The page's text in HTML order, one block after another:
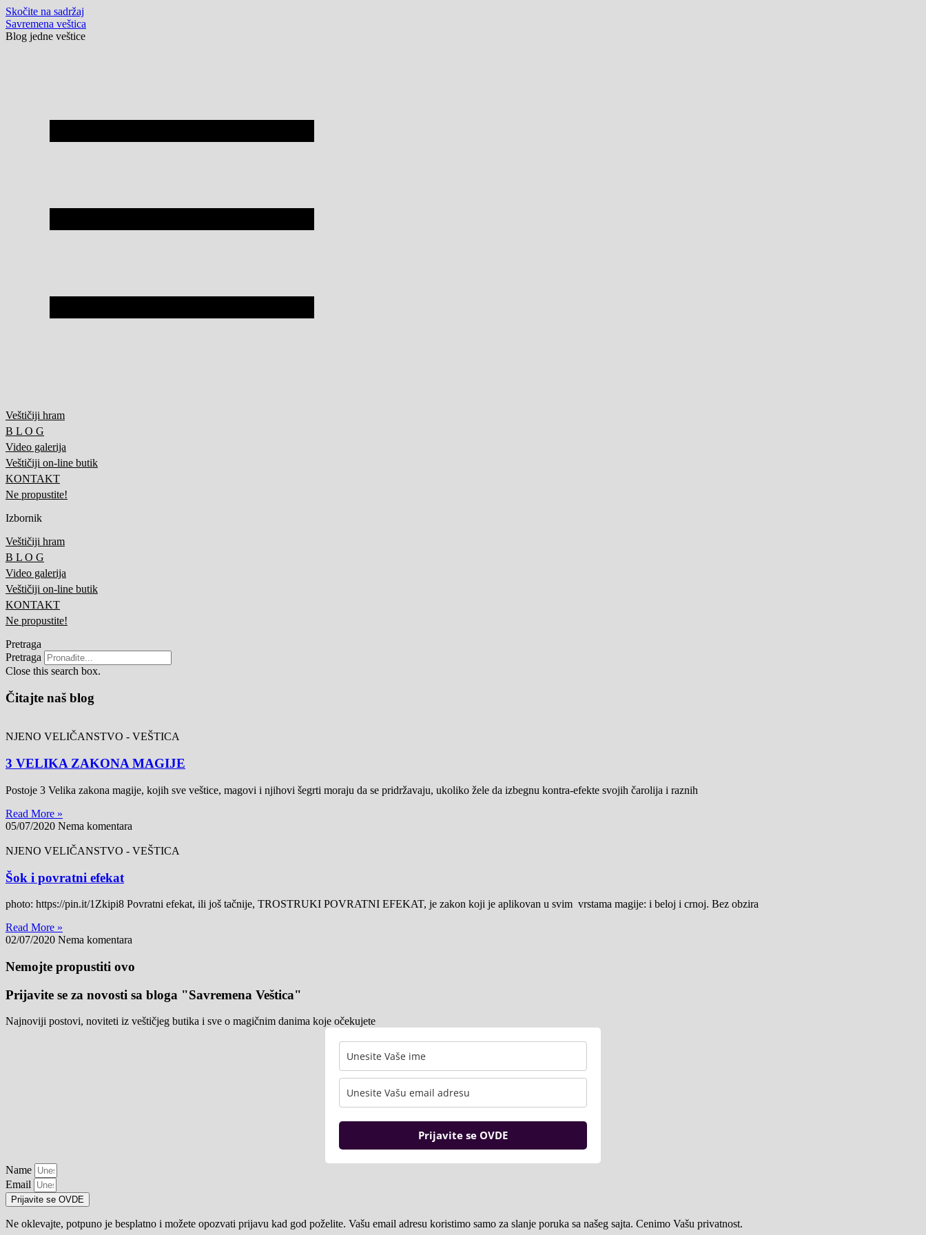
Skočite na sadržaj
Savremena veštica
Blog jedne veštice
Veštičiji hram
B L O G
Video galerija
Veštičiji on-line butik
KONTAKT
Ne propustite!
Izbornik
Veštičiji hram
B L O G
Video galerija
Veštičiji on-line butik
KONTAKT
Ne propustite!
Pretraga
Pretraga
Close this search box.
Čitajte naš blog
NJENO VELIČANSTVO - VEŠTICA
3 VELIKA ZAKONA MAGIJE
Postoje 3 Velika zakona magije, kojih sve veštice, magovi i njihovi šegrti moraju da se pridržavaju, ukoliko žele da izbegnu kontra-efekte svojih čarolija i raznih
Read More »
05/07/2020 Nema komentara
NJENO VELIČANSTVO - VEŠTICA
Šok i povratni efekat
photo: https://pin.it/1Zkipi8 Povratni efekat, ili još tačnije, TROSTRUKI POVRATNI EFEKAT, je zakon koji je aplikovan u svim vrstama magije: i beloj i crnoj. Bez obzira
Read More »
02/07/2020 Nema komentara
Nemojte propustiti ovo
Prijavite se za novosti sa bloga "Savremena Veštica"
Najnoviji postovi, noviteti iz veštičjeg butika i sve o magičnim danima koje očekujete
Prijavite se OVDE
Name
Email
Prijavite se OVDE
Ne oklevajte, potpuno je besplatno i možete opozvati prijavu kad god poželite. Vašu email adresu koristimo samo za slanje poruka sa našeg sajta. Cenimo Vašu privatnost.